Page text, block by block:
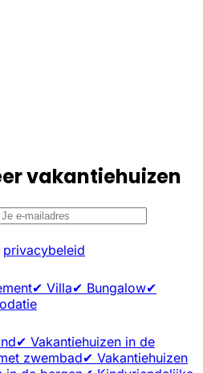
vakantiehuizen
privacybeleid
✔ Villa✔ Bungalow✔
✔ Vakantiehuizen in de
zwembad✔ Vakantiehuizen